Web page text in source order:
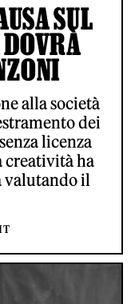
SUL
alla società
dei
licenza
ha
valutando il